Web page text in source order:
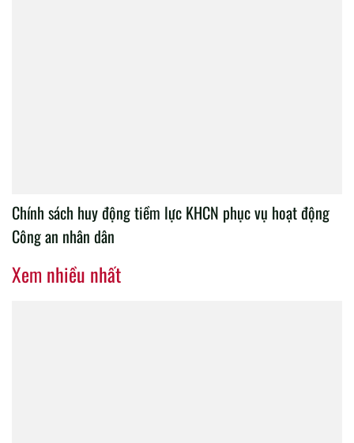
Chính sách huy động tiềm lực KHCN phục vụ hoạt động
Công an nhân dân
Xem nhiều nhất